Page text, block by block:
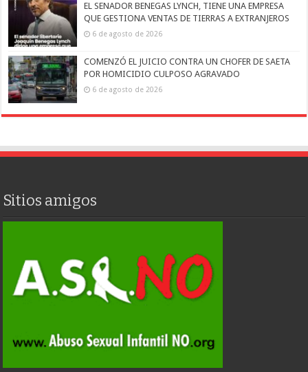
EL SENADOR BENEGAS LYNCH, TIENE UNA EMPRESA
QUE GESTIONA VENTAS DE TIERRAS A EXTRANJEROS
6 de agosto de 2026
COMENZÓ EL JUICIO CONTRA UN CHOFER DE SAETA
POR HOMICIDIO CULPOSO AGRAVADO
6 de agosto de 2026
Sitios amigos